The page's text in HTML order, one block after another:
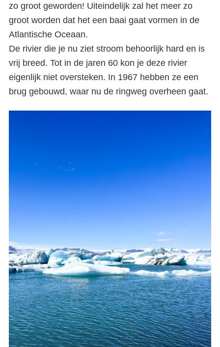
zo groot geworden! Uiteindelijk zal het meer zo
groot worden dat het een baai gaat vormen in de
Atlantische Oceaan.
De rivier die je nu ziet stroom behoorlijk hard en is
vrij breed. Tot in de jaren 60 kon je deze rivier
eigenlijk niet oversteken. In 1967 hebben ze een
brug gebouwd, waar nu de ringweg overheen gaat.